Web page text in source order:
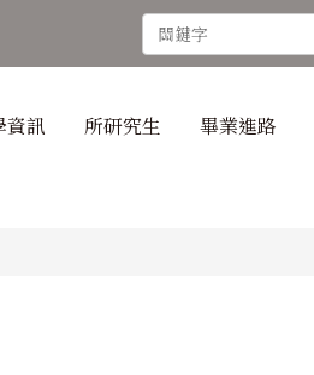
資訊 所研究生 畢業進路